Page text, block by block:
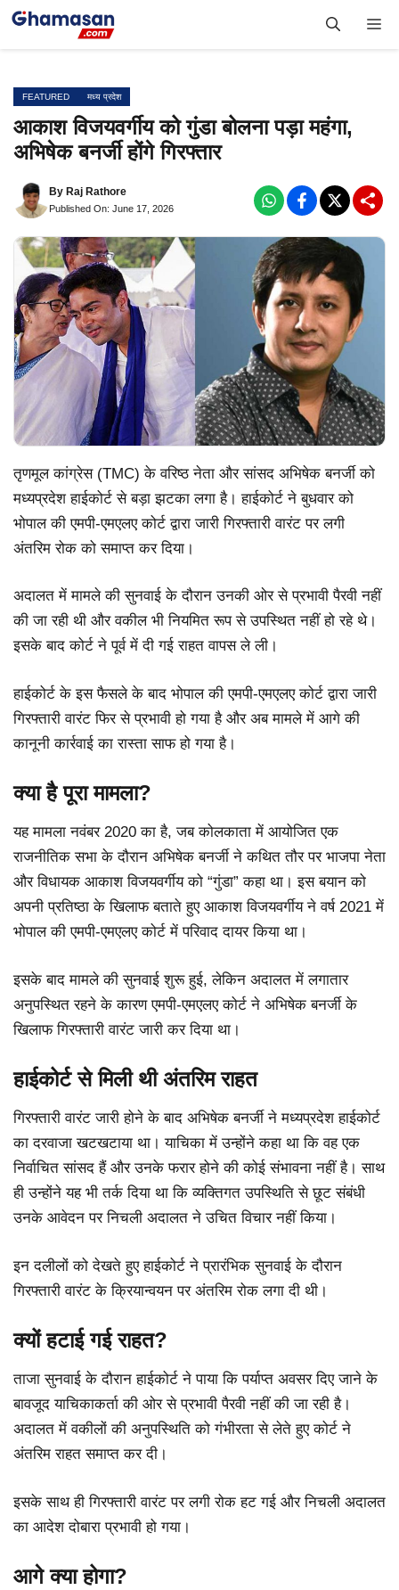
Skip
FEATURED मध्य प्रदेश
आकाश विजयवर्गीय को गुंडा बोलना पड़ा महंगा,
अभिषेक बनर्जी होंगे गिरफ्तार
By Raj Rathore
Published On: June 17, 2026
तृणमूल कांग्रेस (TMC) के वरिष्ठ नेता और सांसद अभिषेक बनर्जी को
मध्यप्रदेश हाईकोर्ट से बड़ा झटका लगा है। हाईकोर्ट ने बुधवार को
भोपाल की एमपी-एमएलए कोर्ट द्वारा जारी गिरफ्तारी वारंट पर लगी
अंतरिम रोक को समाप्त कर दिया।
अदालत में मामले की सुनवाई के दौरान उनकी ओर से प्रभावी पैरवी नहीं
की जा रही थी और वकील भी नियमित रूप से उपस्थित नहीं हो रहे थे।
इसके बाद कोर्ट ने पूर्व में दी गई राहत वापस ले ली।
हाईकोर्ट के इस फैसले के बाद भोपाल की एमपी-एमएलए कोर्ट द्वारा जारी
गिरफ्तारी वारंट फिर से प्रभावी हो गया है और अब मामले में आगे की
कानूनी कार्रवाई का रास्ता साफ हो गया है।
क्या है पूरा मामला?
यह मामला नवंबर 2020 का है, जब कोलकाता में आयोजित एक
राजनीतिक सभा के दौरान अभिषेक बनर्जी ने कथित तौर पर भाजपा नेता
और विधायक आकाश विजयवर्गीय को “गुंडा” कहा था। इस बयान को
अपनी प्रतिष्ठा के खिलाफ बताते हुए आकाश विजयवर्गीय ने वर्ष 2021 में
भोपाल की एमपी-एमएलए कोर्ट में परिवाद दायर किया था।
इसके बाद मामले की सुनवाई शुरू हुई, लेकिन अदालत में लगातार
अनुपस्थित रहने के कारण एमपी-एमएलए कोर्ट ने अभिषेक बनर्जी के
खिलाफ गिरफ्तारी वारंट जारी कर दिया था।
हाईकोर्ट से मिली थी अंतरिम राहत
गिरफ्तारी वारंट जारी होने के बाद अभिषेक बनर्जी ने मध्यप्रदेश हाईकोर्ट
का दरवाजा खटखटाया था। याचिका में उन्होंने कहा था कि वह एक
निर्वाचित सांसद हैं और उनके फरार होने की कोई संभावना नहीं है। साथ
ही उन्होंने यह भी तर्क दिया था कि व्यक्तिगत उपस्थिति से छूट संबंधी
उनके आवेदन पर निचली अदालत ने उचित विचार नहीं किया।
इन दलीलों को देखते हुए हाईकोर्ट ने प्रारंभिक सुनवाई के दौरान
गिरफ्तारी वारंट के क्रियान्वयन पर अंतरिम रोक लगा दी थी।
क्यों हटाई गई राहत?
ताजा सुनवाई के दौरान हाईकोर्ट ने पाया कि पर्याप्त अवसर दिए जाने के
बावजूद याचिकाकर्ता की ओर से प्रभावी पैरवी नहीं की जा रही है।
अदालत में वकीलों की अनुपस्थिति को गंभीरता से लेते हुए कोर्ट ने
अंतरिम राहत समाप्त कर दी।
इसके साथ ही गिरफ्तारी वारंट पर लगी रोक हट गई और निचली अदालत
का आदेश दोबारा प्रभावी हो गया।
आगे क्या होगा?